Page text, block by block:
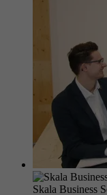
Skala Business